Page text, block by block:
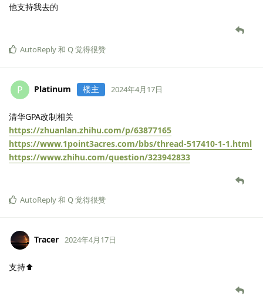
他支持我去的
AutoReply和 Q觉得很赞
P Platinum 楼主 2024年4月17日
清华GPA改制相关
https://zhuanlan.zhihu.com/p/63877165
https://www.1point3acres.com/bbs/thread-517410-1-1.html
https://www.zhihu.com/question/323942833
AutoReply和 Q觉得很赞
Tracer 2024年4月17日
支持⬆️